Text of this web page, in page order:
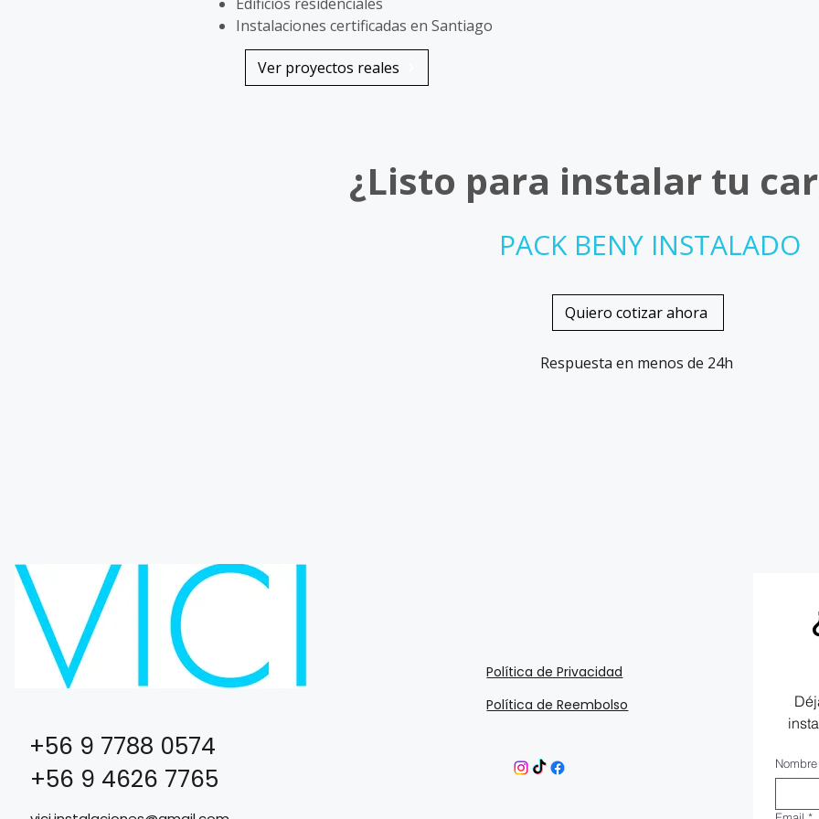
Instalaciones certificadas en Santiago
Ver proyectos reales
¿Listo para instalar tu
PACK BENY INSTALADO
Quiero cotizar ahora
Respuesta en menos de 24h
+56 9 7788 0574
+56 9 4626 7765
Política de Privacidad
Política de Reembolso
Nombre